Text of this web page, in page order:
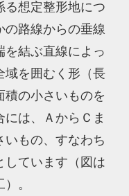
想定整形地につ
の路線からの垂線
を結ぶ直線によっ
域を囲むく形（長
積の小さいものを
は、ＡからＣま
いもの、すなわち
しています（図は
。